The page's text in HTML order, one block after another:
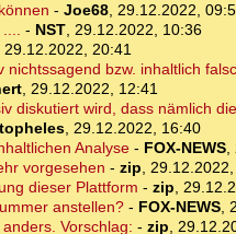
- Joe68, 29.12.2022,
- NST, 29.12.2022, 10:36
29.12.2022, 20:41
bzw. inhaltlich
, 29.12.2022, 12:41
diskutiert wird, dass nämlich
, 29.12.2022, 16:40
Analyse- FOX-NEWS,
vorgesehen - zip,
dieser Plattform - zip,
anstellen?- FOX-NEWS,
Vorschlag: - zip,